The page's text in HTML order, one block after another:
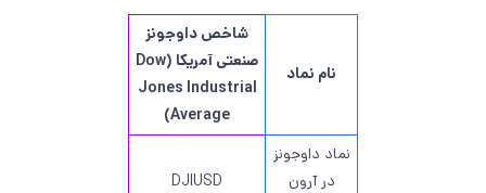
نام نماد
شاخص داوجونز
صنعتی آمریکا (Dow
Jones Industrial
Average)
نماد داوجونز
در آرون
DJIUSD